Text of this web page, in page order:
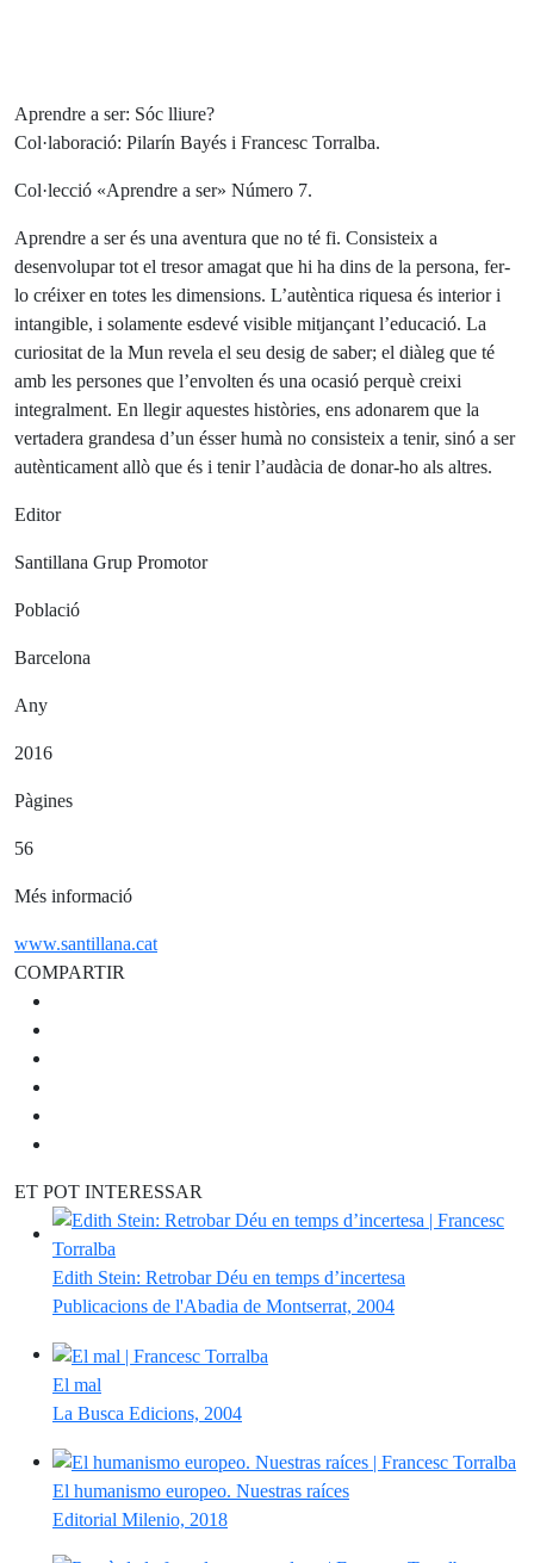
Aprendre a ser: Sóc lliure?
Col·laboració: Pilarín Bayés i Francesc Torralba.
Col·lecció «Aprendre a ser» Número 7.
Aprendre a ser és una aventura que no té fi. Consisteix a
desenvolupar tot el tresor amagat que hi ha dins de la persona, fer-
lo créixer en totes les dimensions. L’autèntica riquesa és interior i
intangible, i solamente esdevé visible mitjançant l’educació. La
curiositat de la Mun revela el seu desig de saber; el diàleg que té
amb les persones que l’envolten és una ocasió perquè creixi
integralment. En llegir aquestes històries, ens adonarem que la
vertadera grandesa d’un ésser humà no consisteix a tenir, sinó a ser
autènticament allò que és i tenir l’audàcia de donar-ho als altres.
Editor
Santillana Grup Promotor
Població
Barcelona
Any
2016
Pàgines
56
Més informació
www.santillana.cat
COMPARTIR
ET POT INTERESSAR
Edith Stein: Retrobar Déu en temps d’incertesa
Publicacions de l'Abadia de Montserrat, 2004
El mal
La Busca Edicions, 2004
El humanismo europeo. Nuestras raíces
Editorial Milenio, 2018